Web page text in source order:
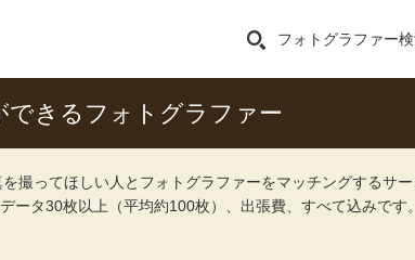
フォトグラファー
できるフォトグラファー
撮ってほしい人とフォトグラファーをマッチングするサー
ータ30枚以上（平均約100枚）、出張費、すべて込みです。